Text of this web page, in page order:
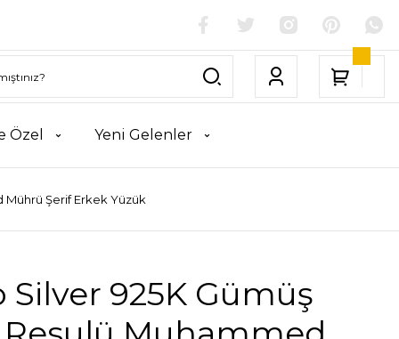
Özel Yeni Gelenler
Mührü Şerif Erkek Yüzük
Silver 925K Gümüş